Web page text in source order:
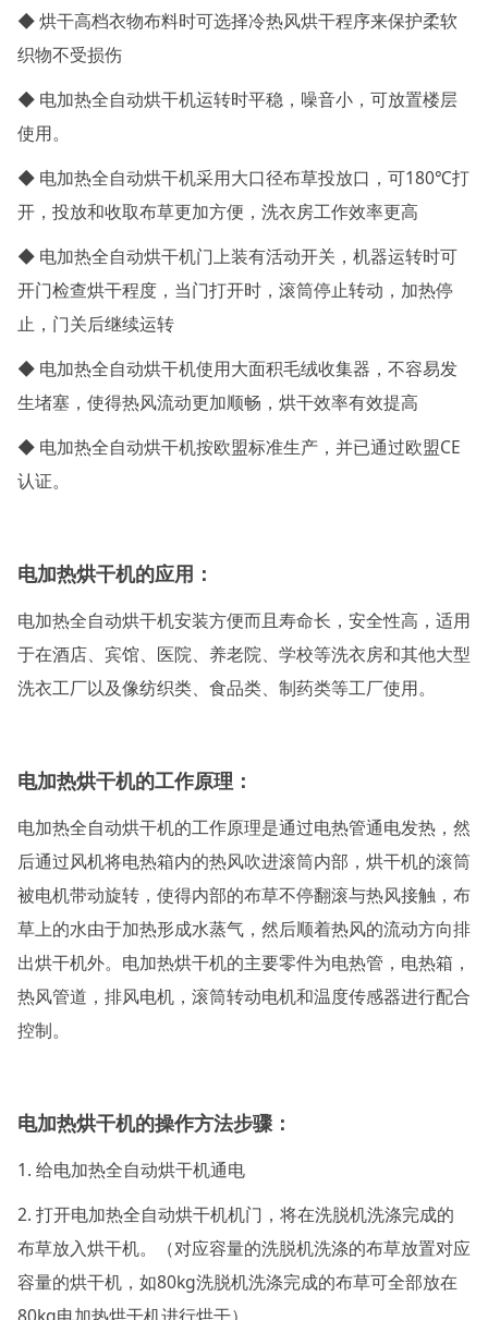
◆ 烘干高档衣物布料时可选择冷热风烘干程序来保护柔软
织物不受损伤
◆ 电加热全自动烘干机运转时平稳，噪音小，可放置楼层
使用。
◆ 电加热全自动烘干机采用大口径布草投放口，可180℃打
开，投放和收取布草更加方便，洗衣房工作效率更高
◆ 电加热全自动烘干机门上装有活动开关，机器运转时可
开门检查烘干程度，当门打开时，滚筒停止转动，加热停
止，门关后继续运转
◆ 电加热全自动烘干机使用大面积毛绒收集器，不容易发
生堵塞，使得热风流动更加顺畅，烘干效率有效提高
◆ 电加热全自动烘干机按欧盟标准生产，并已通过欧盟CE
认证。
电加热烘干机的应用：
电加热全自动烘干机安装方便而且寿命长，安全性高，适用
于在酒店、宾馆、医院、养老院、学校等洗衣房和其他大型
洗衣工厂以及像纺织类、食品类、制药类等工厂使用。
电加热烘干机的工作原理：
电加热全自动烘干机的工作原理是通过电热管通电发热，然
后通过风机将电热箱内的热风吹进滚筒内部，烘干机的滚筒
被电机带动旋转，使得内部的布草不停翻滚与热风接触，布
草上的水由于加热形成水蒸气，然后顺着热风的流动方向排
出烘干机外。电加热烘干机的主要零件为电热管，电热箱，
热风管道，排风电机，滚筒转动电机和温度传感器进行配合
控制。
电加热烘干机的操作方法步骤：
1. 给电加热全自动烘干机通电
2. 打开电加热全自动烘干机机门，将在洗脱机洗涤完成的
布草放入烘干机。（对应容量的洗脱机洗涤的布草放置对应
容量的烘干机，如80kg洗脱机洗涤完成的布草可全部放在